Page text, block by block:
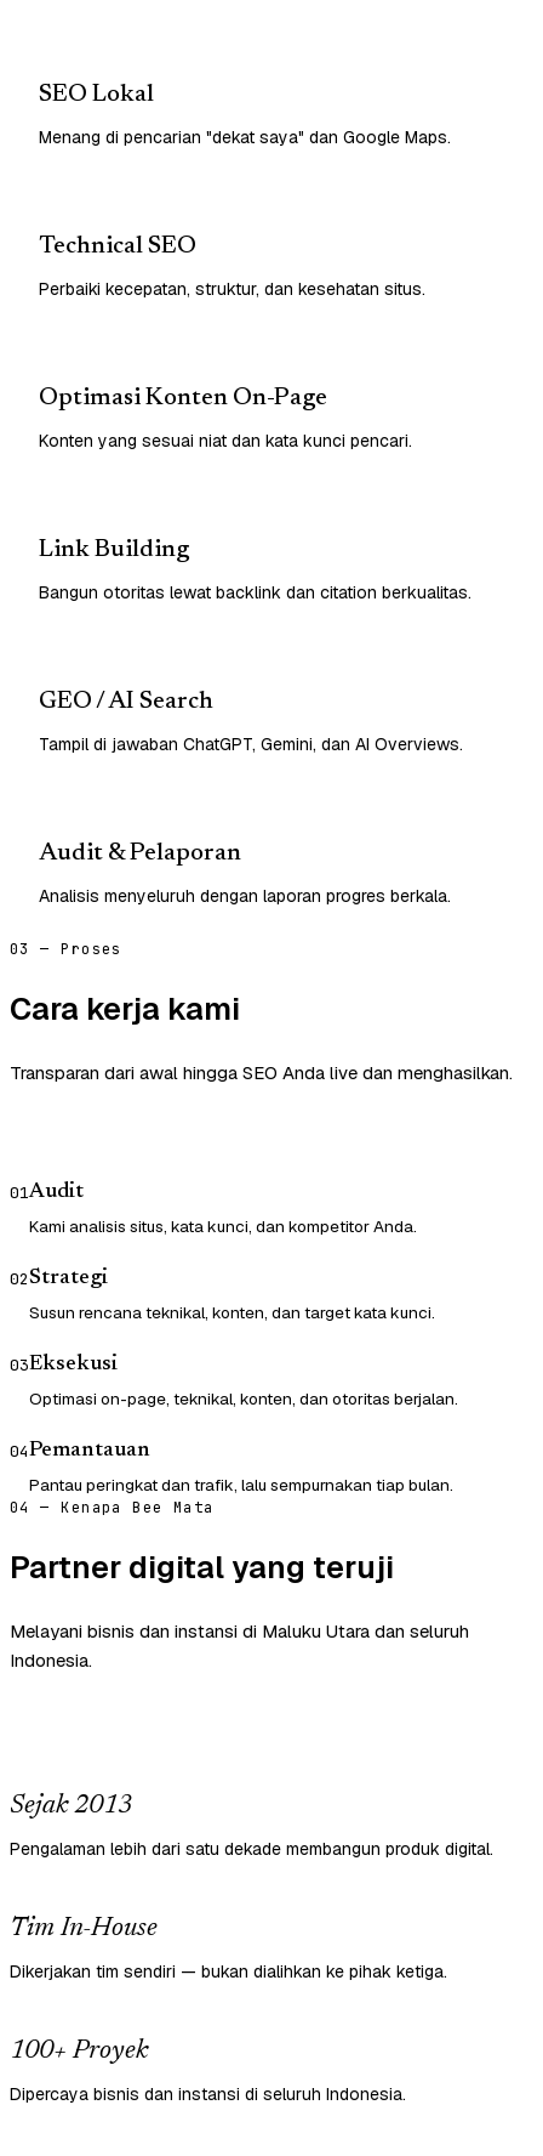
SEO Lokal
Menang di pencarian "dekat saya" dan Google Maps.
Technical SEO
Perbaiki kecepatan, struktur, dan kesehatan situs.
Optimasi Konten On-Page
Konten yang sesuai niat dan kata kunci pencari.
Link Building
Bangun otoritas lewat backlink dan citation berkualitas.
GEO / AI Search
Tampil di jawaban ChatGPT, Gemini, dan AI Overviews.
Audit & Pelaporan
Analisis menyeluruh dengan laporan progres berkala.
03 — Proses
Cara kerja kami
Transparan dari awal hingga SEO Anda live dan menghasilkan.
01Audit
Kami analisis situs, kata kunci, dan kompetitor Anda.
02Strategi
Susun rencana teknikal, konten, dan target kata kunci.
03Eksekusi
Optimasi on-page, teknikal, konten, dan otoritas berjalan.
04Pemantauan
Pantau peringkat dan trafik, lalu sempurnakan tiap bulan.
04 — Kenapa Bee Mata
Partner digital yang teruji
Melayani bisnis dan instansi di Maluku Utara dan seluruh
Indonesia.
Sejak 2013
Pengalaman lebih dari satu dekade membangun produk digital.
Tim In-House
Dikerjakan tim sendiri — bukan dialihkan ke pihak ketiga.
100+ Proyek
Dipercaya bisnis dan instansi di seluruh Indonesia.